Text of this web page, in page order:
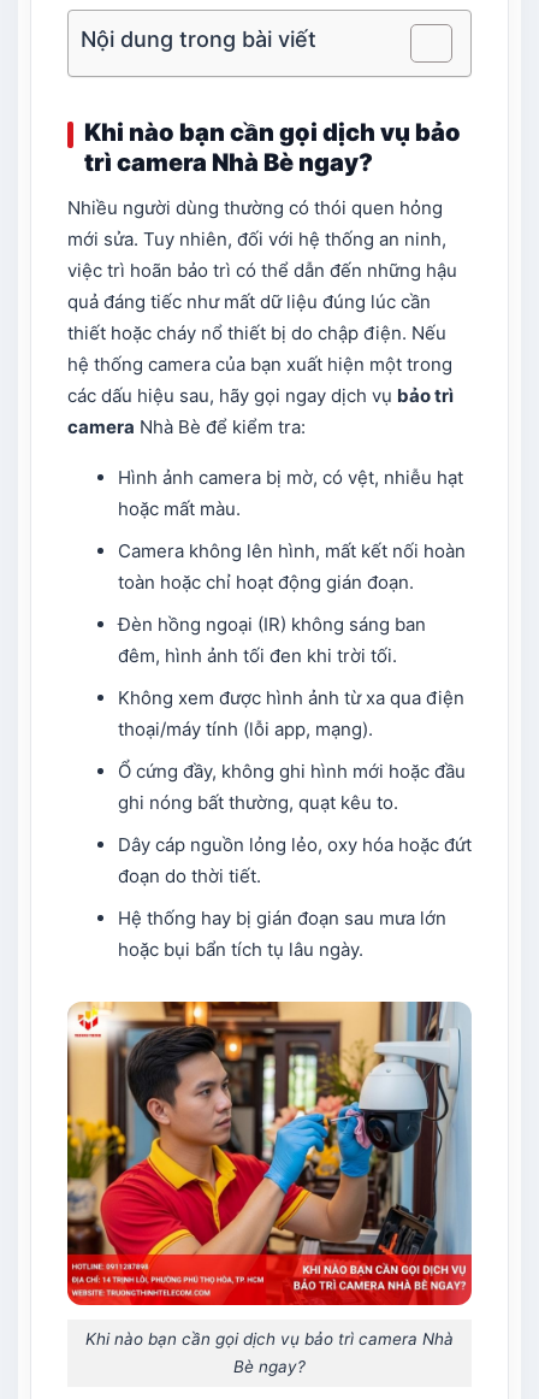
Nội dung trong bài viết
Khi nào bạn cần gọi dịch vụ bảo
trì camera Nhà Bè ngay?
Nhiều người dùng thường có thói quen hỏng
mới sửa. Tuy nhiên, đối với hệ thống an ninh,
việc trì hoãn bảo trì có thể dẫn đến những hậu
quả đáng tiếc như mất dữ liệu đúng lúc cần
thiết hoặc cháy nổ thiết bị do chập điện. Nếu
hệ thống camera của bạn xuất hiện một trong
các dấu hiệu sau, hãy gọi ngay dịch vụ bảo trì
camera Nhà Bè để kiểm tra:
Hình ảnh camera bị mờ, có vệt, nhiễu hạt
hoặc mất màu.
Camera không lên hình, mất kết nối hoàn
toàn hoặc chỉ hoạt động gián đoạn.
Đèn hồng ngoại (IR) không sáng ban
đêm, hình ảnh tối đen khi trời tối.
Không xem được hình ảnh từ xa qua điện
thoại/máy tính (lỗi app, mạng).
Ổ cứng đầy, không ghi hình mới hoặc đầu
ghi nóng bất thường, quạt kêu to.
Dây cáp nguồn lỏng lẻo, oxy hóa hoặc đứt
đoạn do thời tiết.
Hệ thống hay bị gián đoạn sau mưa lớn
hoặc bụi bẩn tích tụ lâu ngày.
Khi nào bạn cần gọi dịch vụ bảo trì camera Nhà
Bè ngay?